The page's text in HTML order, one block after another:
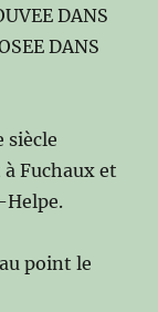
DANS
DANS
siècle
Fuchaux et
Helpe.
point le